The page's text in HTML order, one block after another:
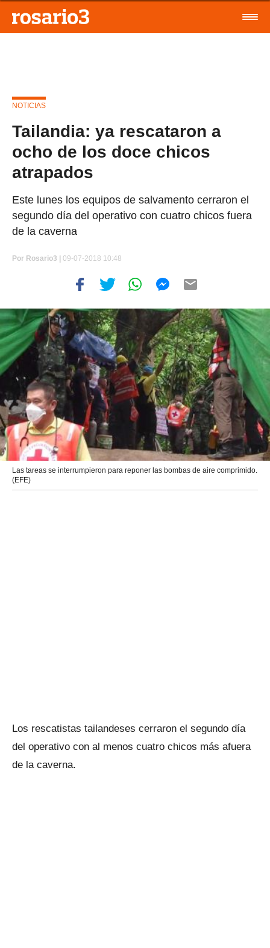
NOTICIAS
Tailandia: ya rescataron a
ocho de los doce chicos
atrapados
Este lunes los equipos de salvamento cerraron el
segundo día del operativo con cuatro chicos fuera
de la caverna
Por Rosario3 | 09-07-2018 10:48
Las tareas se interrumpieron para reponer las bombas de aire comprimido.
(EFE)
Los rescatistas tailandeses cerraron el segundo día
del operativo con al menos cuatro chicos más afuera
de la caverna.